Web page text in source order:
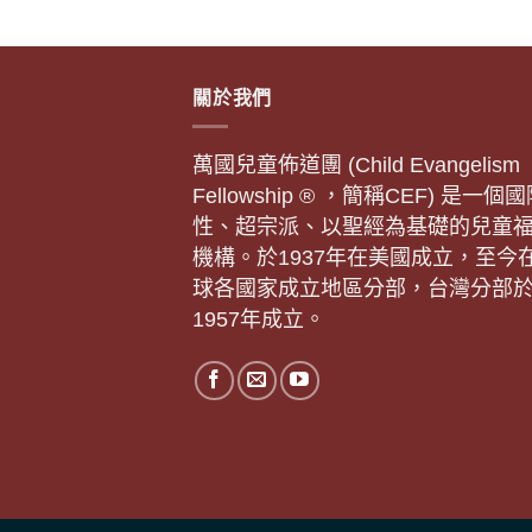
關於我們
萬國兒童佈道團 (Child Evangelism
Fellowship ® ，簡稱CEF) 是一個國
性、超宗派、以聖經為基礎的兒童
機構。於1937年在美國成立，至今
球各國家成立地區分部，台灣分部
1957年成立。